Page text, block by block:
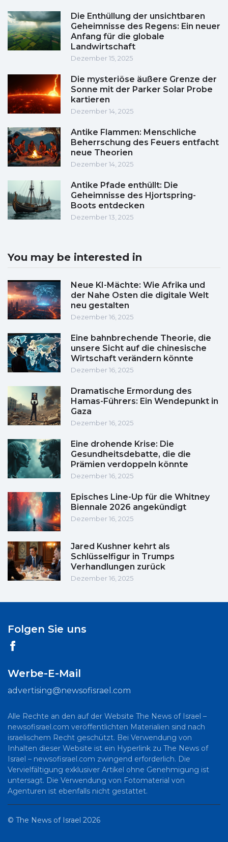
Die Enthüllung der unsichtbaren
Geheimnisse des Regens: Ein neuer
Anfang für die globale
Landwirtschaft
Dezember 15, 2025
Die mysteriöse äußere Grenze der
Sonne mit der Parker Solar Probe
kartieren
Dezember 14, 2025
Antike Flammen: Menschliche
Beherrschung des Feuers entfacht
neue Theorien
Dezember 14, 2025
Antike Pfade enthüllt: Die
Geheimnisse des Hjortspring-
Boots entdecken
Dezember 13, 2025
You may be interested in
Neue KI-Mächte: Wie Afrika und
der Nahe Osten die digitale Welt
neu gestalten
Dezember 16, 2025
Eine bahnbrechende Theorie, die
unsere Sicht auf die chinesische
Wirtschaft verändern könnte
Dezember 16, 2025
Dramatische Ermordung des
Hamas-Führers: Ein Wendepunkt in
Gaza
Dezember 16, 2025
Eine drohende Krise: Die
Gesundheitsdebatte, die die
Prämien verdoppeln könnte
Dezember 16, 2025
Episches Line-Up für die Whitney
Biennale 2026 angekündigt
Dezember 16, 2025
Jared Kushner kehrt als
Schlüsselfigur in Trumps
Verhandlungen zurück
Dezember 16, 2025
Folgen Sie uns
Werbe-E-Mail
advertising@newsofisrael.com
Alle Rechte an den auf der Website The News of Israel –
newsofisrael.com veröffentlichten Materialien sind nach
israelischem Recht geschützt. Bei Verwendung von
Inhalten dieser Website ist ein Hyperlink zu The News of
Israel – newsofisrael.com zwingend erforderlich. Die
Vervielfältigung exklusiver Artikel ohne Genehmigung ist
untersagt. Die Verwendung von Fotomaterial von
Agenturen ist ebenfalls nicht gestattet.
© The News of Israel 2026